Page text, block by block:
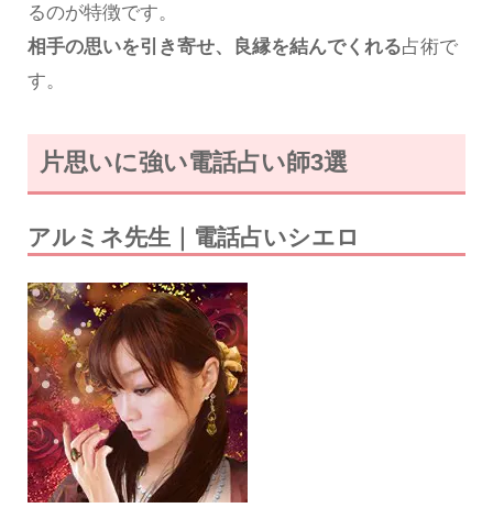
るのが特徴です。
相手の思いを引き寄せ、良縁を結んでくれる占術で
す。
片思いに強い電話占い師3選
アルミネ先生｜電話占いシエロ